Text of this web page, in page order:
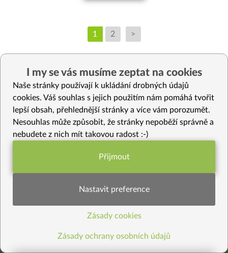
1 2 >
I my se vás musíme zeptat na cookies
Naše stránky používají k ukládání drobných údajů
cookies. Váš souhlas s jejich použitím nám pomáhá tvořit
lepší obsah, přehlednější stránky a více vám porozumět.
Nesouhlas může způsobit, že stránky nepoběží správně a
nebudete z nich mít takovou radost :-)
Funkční nastavení potřebujeme (vždy
Statistiky pro lepší obsah
Přijmout
Nastavit preference
Zásady cookies
Zásady ochrany osobních údajů